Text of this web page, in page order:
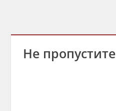
Не пропустите